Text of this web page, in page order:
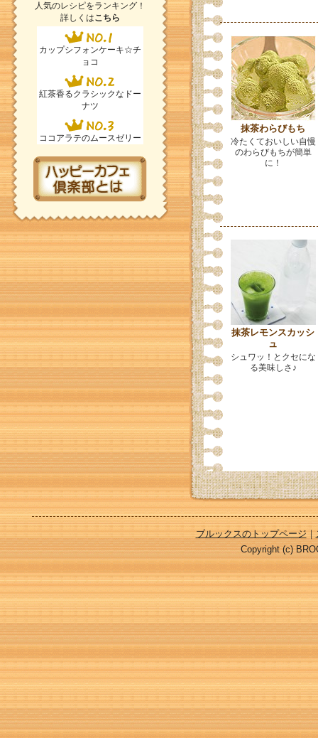
抹茶わらびもち
冷たくておいしい自慢
のわらびもちが簡単
に！
抹茶レモンスカッシ
ュ
シュワッ！とクセにな
る美味しさ♪
人気のレシピをランキング！
詳しくはこちら
カップシフォンケーキ☆チ
ョコ
紅茶香るクラシックなドー
ナツ
ココアラテのムースゼリー
ブルックスのトップページ｜
Copyright (c)